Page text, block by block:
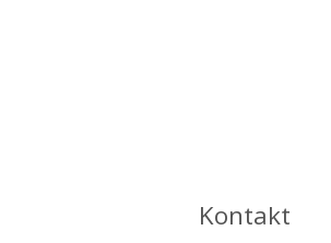
Kontakt